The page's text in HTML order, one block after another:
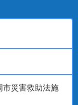
市災害救助法施